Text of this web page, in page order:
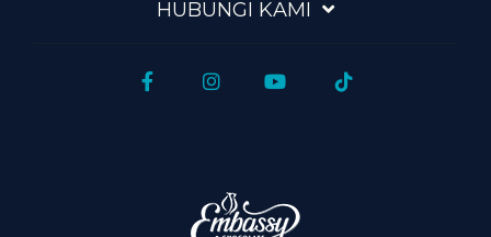
HUBUNGI KAMI
FacebookInstagram
YouTubeTiktok